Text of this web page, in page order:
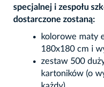
specjalnej i zespołu
dostarczone zostaną:
kolorowe maty
180x180 cm i
zestaw 500
kartoników (o